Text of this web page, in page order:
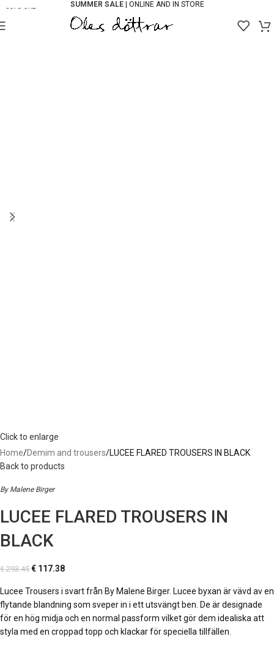
SUMMER SALE| ONLINE AND IN STORE
SOLD OUT
Click to enlarge
Home Demim and trousers LUCEE FLARED TROUSERS IN BLACK
Back to products
By Malene Birger
LUCEE FLARED TROUSERS IN
BLACK
€293.45 € 117.38
Lucee Trousers i svart från By Malene Birger. Lucee byxan är vävd av en
flytande blandning som sveper in i ett utsvängt ben. De är designade
för en hög midja och en normal passform vilket gör dem idealiska att
styla med en croppad topp och klackar för speciella tillfällen.